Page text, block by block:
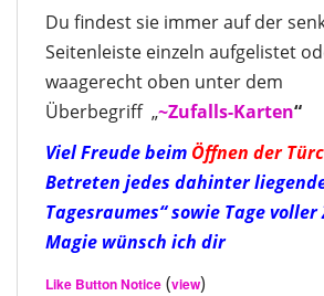
Du findest sie immer auf der
Seitenleiste einzeln aufgelistet
waagerecht oben unter dem
Überbegriff „~Zufalls-Karten“
Viel Freude beim Öffnen der
Betreten jedes dahinter
Tagesraumes“ sowie Tage
Magie wünsch ich dir
Like Button Notice (view)